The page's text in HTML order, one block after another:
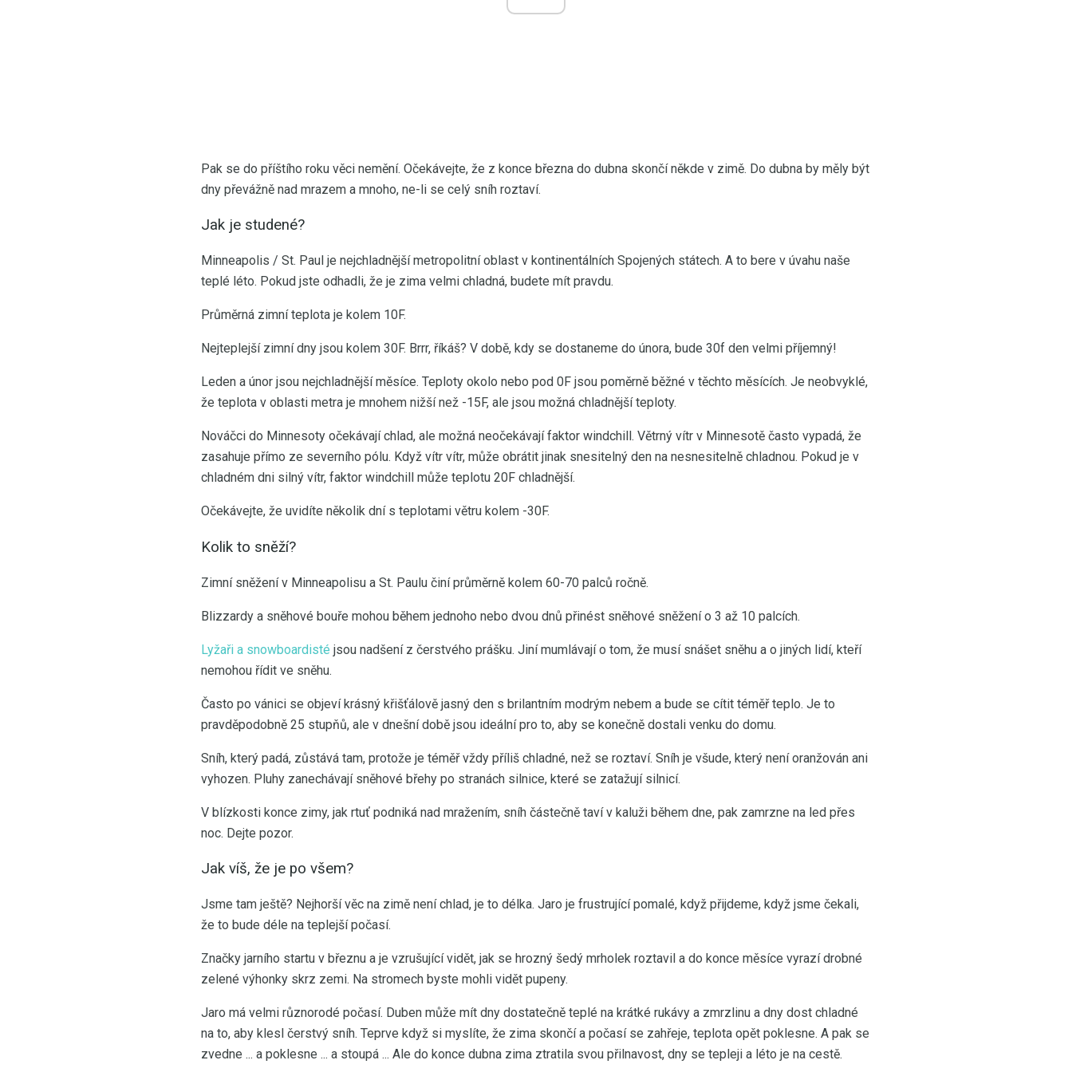
Pak se do příštího roku věci nemění. Očekávejte, že z konce března do dubna skončí někde v zimě. Do dubna by měly být
dny převážně nad mrazem a mnoho, ne-li se celý sníh roztaví.
Jak je studené?
Minneapolis / St. Paul je nejchladnější metropolitní oblast v kontinentálních Spojených státech. A to bere v úvahu naše
teplé léto. Pokud jste odhadli, že je zima velmi chladná, budete mít pravdu.
Průměrná zimní teplota je kolem 10F.
Nejteplejší zimní dny jsou kolem 30F. Brrr, říkáš? V době, kdy se dostaneme do února, bude 30f den velmi příjemný!
Leden a únor jsou nejchladnější měsíce. Teploty okolo nebo pod 0F jsou poměrně běžné v těchto měsících. Je neobvyklé,
že teplota v oblasti metra je mnohem nižší než -15F, ale jsou možná chladnější teploty.
Nováčci do Minnesoty očekávají chlad, ale možná neočekávají faktor windchill. Větrný vítr v Minnesotě často vypadá, že
zasahuje přímo ze severního pólu. Když vítr vítr, může obrátit jinak snesitelný den na nesnesitelně chladnou. Pokud je v
chladném dni silný vítr, faktor windchill může teplotu 20F chladnější.
Očekávejte, že uvidíte několik dní s teplotami větru kolem -30F.
Kolik to sněží?
Zimní sněžení v Minneapolisu a St. Paulu činí průměrně kolem 60-70 palců ročně.
Blizzardy a sněhové bouře mohou během jednoho nebo dvou dnů přinést sněhové sněžení o 3 až 10 palcích.
Lyžaři a snowboardisté jsou nadšení z čerstvého prášku. Jiní mumlávají o tom, že musí snášet sněhu a o jiných lidí, kteří
nemohou řídit ve sněhu.
Často po vánici se objeví krásný křišťálově jasný den s brilantním modrým nebem a bude se cítit téměř teplo. Je to
pravděpodobně 25 stupňů, ale v dnešní době jsou ideální pro to, aby se konečně dostali venku do domu.
Sníh, který padá, zůstává tam, protože je téměř vždy příliš chladné, než se roztaví. Sníh je všude, který není oranžován ani
vyhozen. Pluhy zanechávají sněhové břehy po stranách silnice, které se zatažují silnicí.
V blízkosti konce zimy, jak rtuť podniká nad mražením, sníh částečně taví v kaluži během dne, pak zamrzne na led přes
noc. Dejte pozor.
Jak víš, že je po všem?
Jsme tam ještě? Nejhorší věc na zimě není chlad, je to délka. Jaro je frustrující pomalé, když přijdeme, když jsme čekali,
že to bude déle na teplejší počasí.
Značky jarního startu v březnu a je vzrušující vidět, jak se hrozný šedý mrholek roztavil a do konce měsíce vyrazí drobné
zelené výhonky skrz zemi. Na stromech byste mohli vidět pupeny.
Jaro má velmi různorodé počasí. Duben může mít dny dostatečně teplé na krátké rukávy a zmrzlinu a dny dost chladné
na to, aby klesl čerstvý sníh. Teprve když si myslíte, že zima skončí a počasí se zahřeje, teplota opět poklesne. A pak se
zvedne ... a poklesne ... a stoupá ... Ale do konce dubna zima ztratila svou přilnavost, dny se tepleji a léto je na cestě.